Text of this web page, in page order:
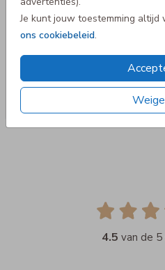
Je kunt jouw toestemming altijd
ons cookiebeleid.
4.5 van de